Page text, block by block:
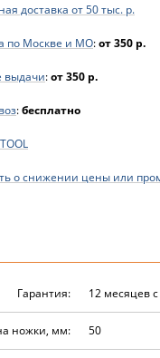
доставка от 50 тыс. р.
по Москве и МО:от 350 р.
выдачи:от 350 р.
:бесплатно
о снижении цены или
Гарантия: 12 месяцев
ножки, мм: 50